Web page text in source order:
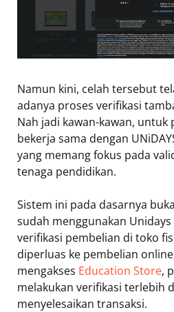
Namun kini, celah tersebut
adanya proses verifikasi
Nah jadi kawan-kawan, untuk
bekerja sama dengan
yang memang fokus pada
tenaga pendidikan.
Sistem ini pada dasarnya
sudah menggunakan
verifikasi pembelian di toko
diperluas ke pembelian
mengakses Education Store,
melakukan verifikasi terlebih
menyelesaikan transaksi.